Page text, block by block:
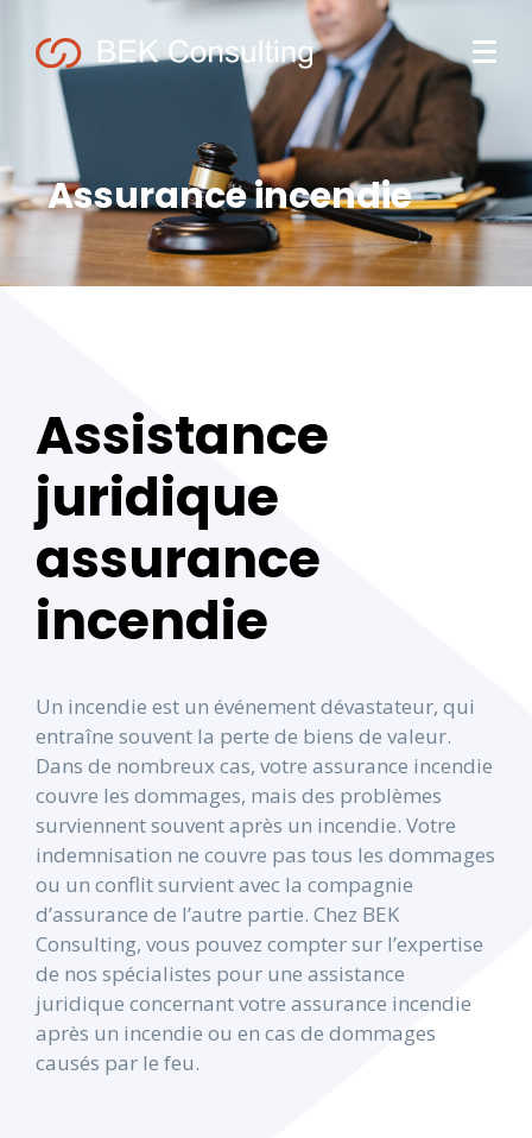
Assurance incendie
Assistance
juridique
assurance
incendie
Un incendie est un événement dévastateur, qui
entraîne souvent la perte de biens de valeur.
Dans de nombreux cas, votre assurance incendie
couvre les dommages, mais des problèmes
surviennent souvent après un incendie. Votre
indemnisation ne couvre pas tous les dommages
ou un conflit survient avec la compagnie
d’assurance de l’autre partie. Chez BEK
Consulting, vous pouvez compter sur l’expertise
de nos spécialistes pour une assistance
juridique concernant votre assurance incendie
après un incendie ou en cas de dommages
causés par le feu.